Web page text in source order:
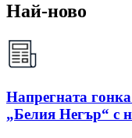
Най-ново
Напрегната
„Белия Негър“ с